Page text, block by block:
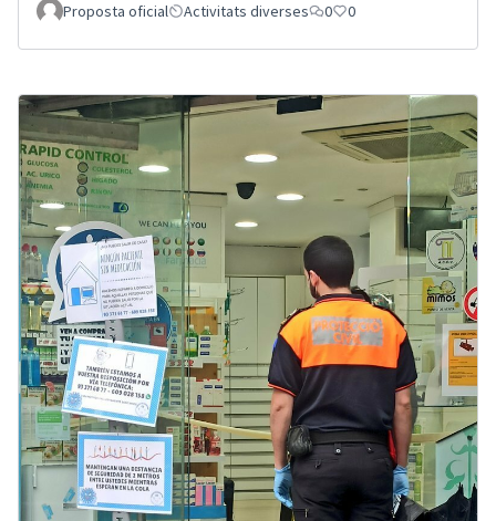
Proposta oficial Activitats diverses 0 0